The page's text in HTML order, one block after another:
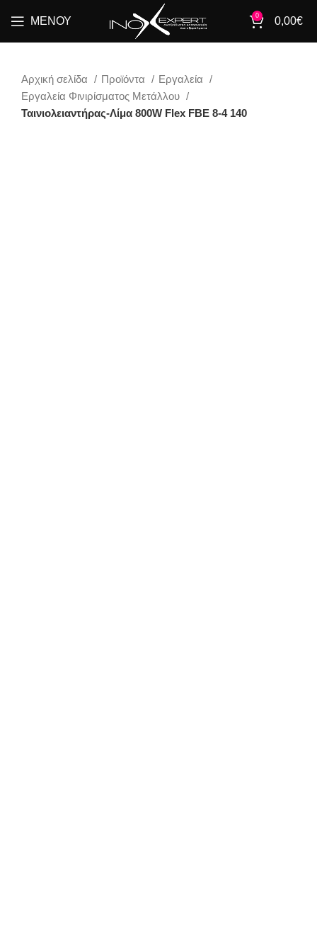
ΜΕΝΟΎ 0 0,00€
Αρχική σελίδα Προϊόντα
Εργαλεία
Εργαλεία Φινιρίσματος Μετάλλου
Ταινιολειαντήρας-Λίμα 800W Flex FBE 8-4 140